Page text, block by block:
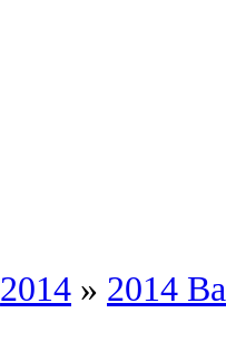
2014 » 2014